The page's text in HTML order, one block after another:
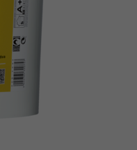
notwendiges Cookie
es zum Zweck der
wird.